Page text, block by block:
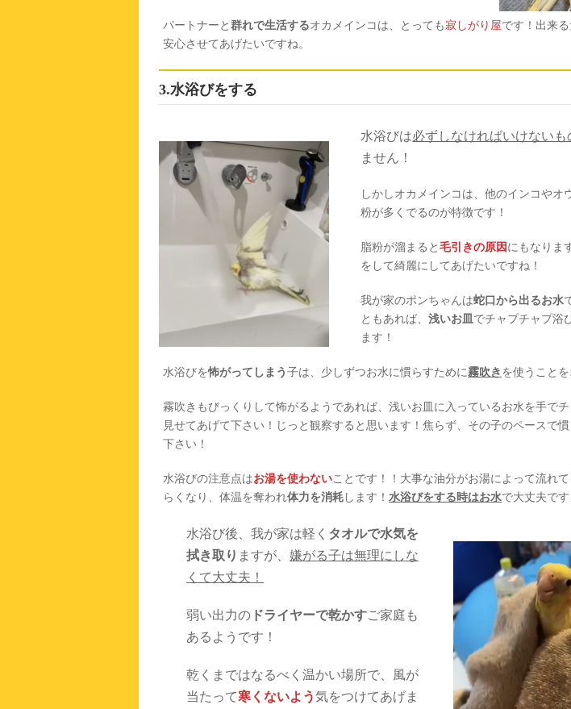
パートナーと群れで生活するオカメインコは、とっても寂しがり屋です！出来る
安心させてあげたいですね。
3.水浴びをする
水浴びは必ずしなければいけないも
ません！
しかしオカメインコは、他のインコやオ
粉が多くでるのが特徴です！
脂粉が溜まると毛引きの原因にもなりま
をして綺麗にしてあげたいですね！
我が家のポンちゃんは蛇口から出るお水
ともあれば、浅いお皿 でチャプチャプ浴
ます！
水浴びを怖がってしまう子は、少しずつお水に慣らすために霧吹きを使うこと
霧吹きもびっくりして怖がるようであれば、浅いお皿に入っているお水を手で
見せてあげて下さい！じっと観察すると思います！焦らず、その子のペースで
下さい！
水浴びの注意点はお湯を使わないことです！！大事な油分がお湯によって流れ
らくなり、体温を奪われ体力を消耗します！ 水浴びをする時はお水で大丈夫です
水浴び後、我が家は軽く タオルで水気を
拭き取り ますが、嫌がる子は無理にしな
くて大丈夫！
弱い出力の ドライヤーで乾かすご家庭も
あるようです！
乾くまではなるべく温かい場所で、風が
当たって寒くないよう気をつけてあげま